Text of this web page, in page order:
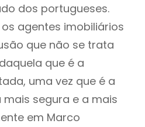
dos portugueses.
agentes imobiliários
que não se trata
que é a
uma vez que é a
segura e a mais
em Marco